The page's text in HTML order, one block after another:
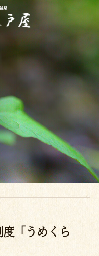
「うめくら